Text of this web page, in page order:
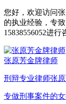
您好，欢迎访问
的执业经验，专
15838556052进行
张原芳金牌律师
刑辩专业律师张
专做刑事案件的